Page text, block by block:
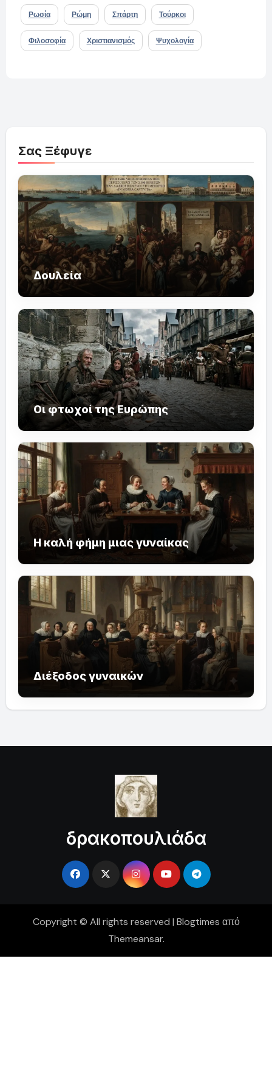
Ρωσία Ρώμη Σπάρτη Τούρκοι
Φιλοσοφία Χριστιανισμός Ψυχολογία
Σας Ξέφυγε
Δουλεία
Οι φτωχοί της Ευρώπης
Η καλή φήμη μιας γυναίκας
Διέξοδος γυναικών
δρακοπουλιάδα
Copyright © All rights reserved | Blogtimes από
Themeansar.